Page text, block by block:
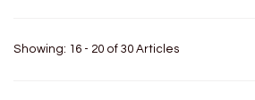
Showing: 16 - 20 of 30 Articles